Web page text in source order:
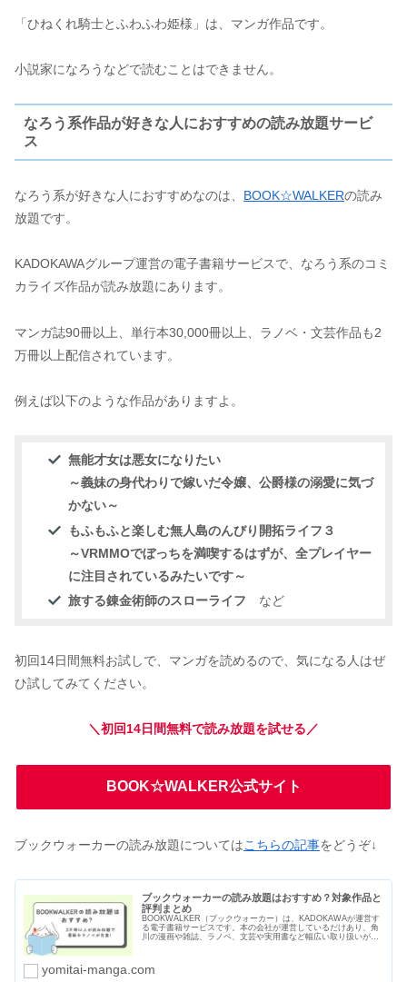
「ひねくれ騎士とふわふわ姫様」は、マンガ作品です。
小説家になろうなどで読むことはできません。
なろう系作品が好きな人におすすめの読み放題サービ
ス
なろう系が好きな人におすすめなのは、 BOOK☆WALKERの読み
放題です。
KADOKAWAグループ運営の電子書籍サービスで、なろう系のコミ
カライズ作品が読み放題にあります。
マンガ誌90冊以上、単行本30,000冊以上、ラノベ・文芸作品も2
万冊以上配信されています。
例えば以下のような作品がありますよ。
無能才女は悪女になりたい
～義妹の身代わりで嫁いだ令嬢、公爵様の溺愛に気づ
かない～
もふもふと楽しむ無人島のんびり開拓ライフ３
～VRMMOでぼっちを満喫するはずが、全プレイヤー
に注目されているみたいです～
旅する錬金術師のスローライフ など
初回14日間無料お試しで、マンガを読めるので、気になる人はぜ
ひ試してみてください。
＼初回14日間無料で読み放題を試せる／
BOOK☆WALKER公式サイト
ブックウォーカーの読み放題についてはこちらの記事をどうぞ↓
ブックウォーカーの読み放題はおすすめ？対象作品と
評判まとめ
BOOKWALKER（ブックウォーカー）は、KADOKAWAが運営す
る電子書籍サービスです。本の会社が運営しているだけあり、角
川の漫画や雑誌、ラノベ、文芸や実用書など幅広い取り扱いがあ
yomitai-manga.com